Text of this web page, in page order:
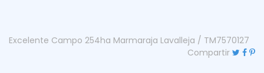
Excelente Campo 254ha Marmaraja Lavalleja / TM7570127
Compartir